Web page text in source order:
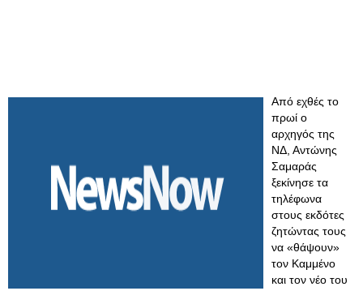
Από εχθές το
πρωί ο
αρχηγός της
ΝΔ, Αντώνης
Σαμαράς
ξεκίνησε τα
τηλέφωνα
στους εκδότες
ζητώντας τους
να «θάψουν»
τον Καμμένο
και τον νέο του